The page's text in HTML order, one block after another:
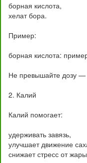
борная кислота,
хелат бора.
Пример:
борная кислота:
Не превышайте дозу —
2. Калий
Калий помогает:
удерживать завязь,
улучшает движение
снижает стресс от